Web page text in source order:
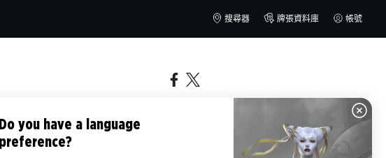
搜尋器 牌張資料庫 帳號
Do you have a language
preference?